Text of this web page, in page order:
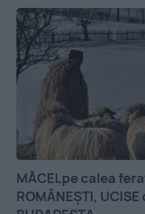
MĂCELpe calea
ROMÂNEȘTI, UCISE